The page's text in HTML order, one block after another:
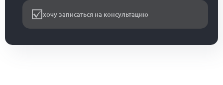
хочу записаться на консультацию